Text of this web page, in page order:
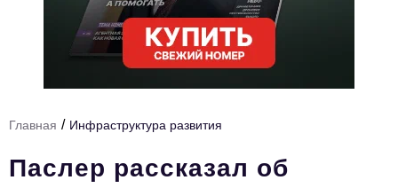
Тема номера
Инфраструктура развития
Технологии и тренды
Главная / Инфраструктура развития
Паслер рассказал об